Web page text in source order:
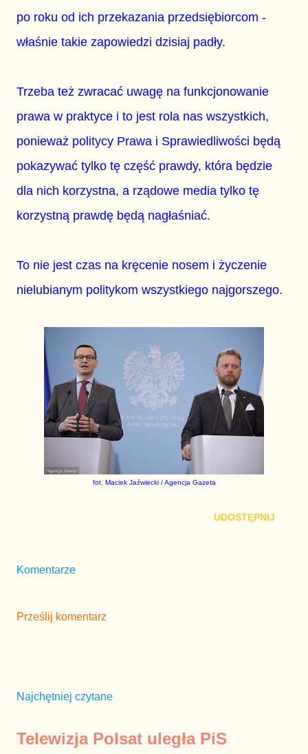
po roku od ich przekazania przedsiębiorcom -
właśnie takie zapowiedzi dzisiaj padły.
Trzeba też zwracać uwagę na funkcjonowanie
prawa w praktyce i to jest rola nas wszystkich,
ponieważ politycy Prawa i Sprawiedliwości będą
pokazywać tylko tę część prawdy, która będzie
dla nich korzystna, a rządowe media tylko tę
korzystną prawdę będą nagłaśniać.
To nie jest czas na kręcenie nosem i życzenie
nielubianym politykom wszystkiego najgorszego.
fot. Maciek Jaźwiecki / Agencja Gazeta
UDOSTĘPNIJ
Komentarze
Prześlij komentarz
Najchętniej czytane
Telewizja Polsat uległa PiS